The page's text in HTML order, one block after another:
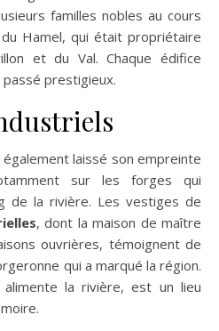
familles nobles au cours
Hamel, qui était propriétaire
et du Val. Chaque édifice
prestigieux.
laissé son empreinte
sur les forges qui
de la rivière. Les vestiges de
, dont la maison de maître
ouvrières, témoignent de
qui a marqué la région.
la rivière, est un lieu